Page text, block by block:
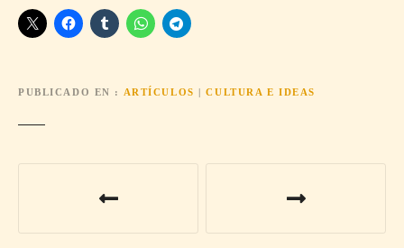
PUBLICADO EN ARTÍCULOS |CULTURA E IDEAS